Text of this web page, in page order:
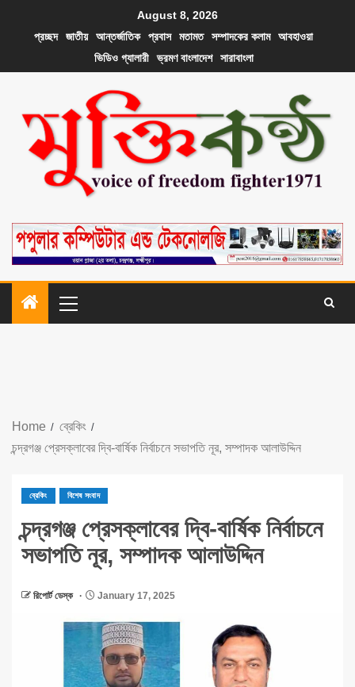
August 8, 2026
প্রচ্ছদ
জাতীয় আন্তর্জাতিক প্রবাস মতামত সম্পাদকের কলাম
আবহাওয়া
ভিডিও গ্যালারী
ভ্রমণ বাংলাদেশ সারাবাংলা
Home
ব্রেকিং
চন্দ্রগঞ্জ প্রেসক্লাবের দ্বি-বার্ষিক নির্বাচনে সভাপতি নূর, সম্পাদক আলাউদ্দিন
ব্রেকিং বিশেষ সংবাদ
চন্দ্রগঞ্জ প্রেসক্লাবের দ্বি-বার্ষিক নির্বাচনে
সভাপতি নূর, সম্পাদক আলাউদ্দিন
রিপোর্ট ডেস্ক January 17, 2025